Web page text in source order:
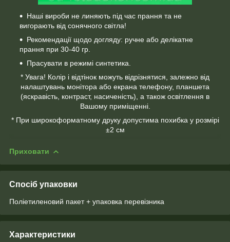
Наші вироби не линяють під час прання та не
вигорають від сонячного світла!
Рекомендації щодо догляду: ручне або делікатне
прання при 30-40 гр.
Прасувати в режимі синтетика.
* Увага! Колір і відтінок можуть відрізнятися, залежно від
налаштувань монітора або екрана телефону, планшета
(яскравість, контраст, насиченість), а також освітлення в
Вашому приміщенні.
* При широкоформатному друку допустима похибка у розмірі
±2 см
Приховати
Спосіб упаковки
Поліетиленовий пакет + упаковка перевізника
Характеристики